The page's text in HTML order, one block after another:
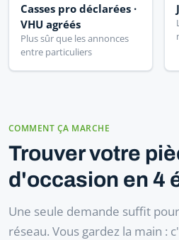
Casses pro déclarées ·
VHU agréés
Plus sûr que les annonces
entre particuliers
COMMENT ÇA MARCHE
Trouver votre
d'occasion en 4
Une seule demande suffit
réseau. Vous gardez la main :